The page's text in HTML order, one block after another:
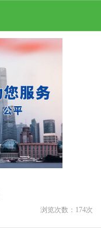
浏览次数： 174次